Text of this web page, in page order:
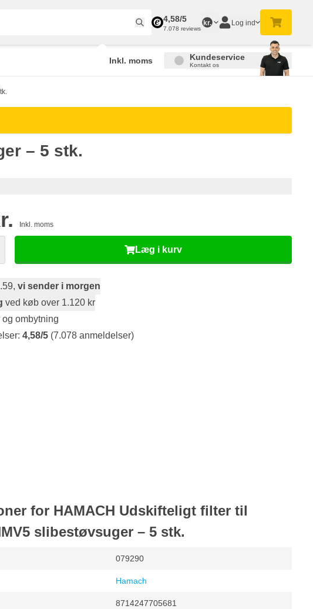
4,58/5
7.078 reviews
kr. Log ind
Inkl. moms Kundeservice
Kontakt os
– 5 stk.
Inkl. moms
Læg i kurv
vi sender i morgen
ved køb over 1.120 kr
og ombytning
4,58/5 (7.078 anmeldelser)
for HAMACH Udskifteligt filter til
slibestøvsuger – 5 stk.
079290
Hamach
8714247705681